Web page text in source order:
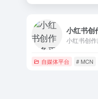
小红书创
自媒体平台 # MCN